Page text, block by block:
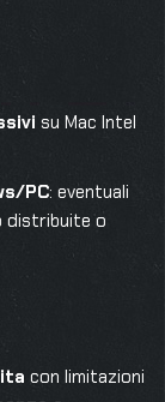
su Mac Intel
PC: eventuali
distribuite o
con limitazioni